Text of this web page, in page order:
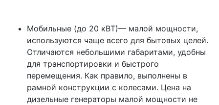
Мобильные (до 20 кВТ)— малой мощности,
используются чаще всего для бытовых целей.
Отличаются небольшими габаритами, удобны
для транспортировки и быстрого
перемещения. Как правило, выполнены в
рамной конструкции с колесами. Цена на
дизельные генераторы малой мощности не